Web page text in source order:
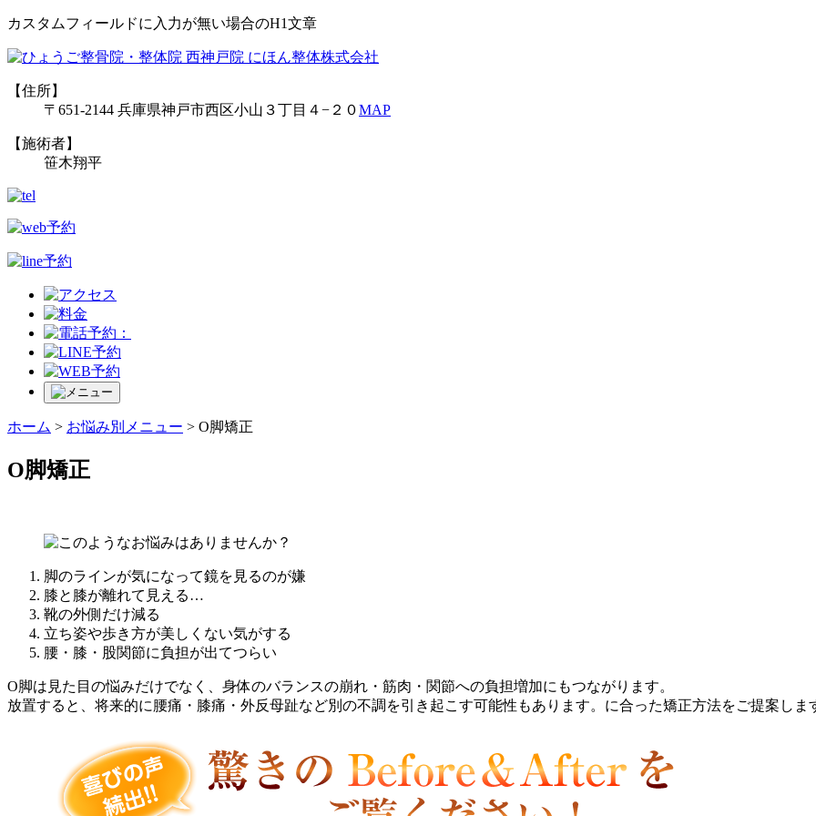
カスタムフィールドに入力が無い場合のH1文章
【住所】
〒651-2144 兵庫県神戸市西区小山３丁目４−２０MAP
【施術者】
笹木翔平
ホーム > お悩み別メニュー > O脚矯正
O脚矯正
脚のラインが気になって鏡を見るのが嫌
膝と膝が離れて見える…
靴の外側だけ減る
立ち姿や歩き方が美しくない気がする
腰・膝・股関節に負担が出てつらい
O脚は見た目の悩みだけでなく、身体のバランスの崩れ・筋肉・関節への負担増加にもつながります。
放置すると、将来的に腰痛・膝痛・外反母趾など別の不調を引き起こす可能性もあります。に合った矯正方法をご提案しま